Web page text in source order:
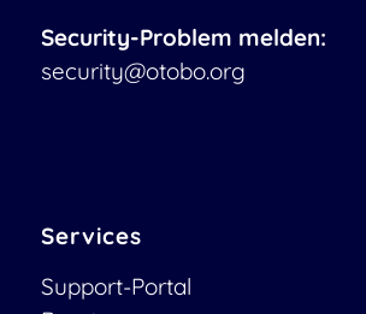
Security-Problem melden:
security@otobo.org
Services
Support-Portal